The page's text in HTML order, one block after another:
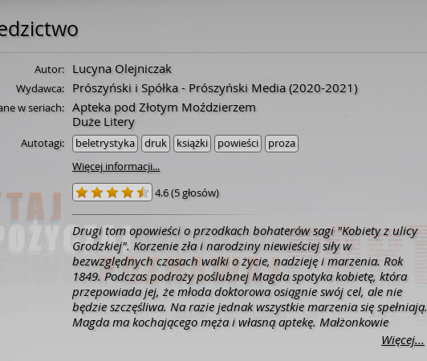
Autor: Lucyna Olejniczak
Wydawca: Prószyński i Spółka - Prószyński Media (2020-2021)
w seriach: Apteka pod Złotym Moździerzem
Duże Litery
Autotagi: beletrystyka druk książki powieści
proza
Więcej informacji...
4.6(5 głosów)
Drugi tom opowieści o przodkach bohaterów sagi "Kobiety z ulicy
Grodzkiej". Korzenie zła i narodziny niewieściej siły w
bezwzględnych czasach walki o życie, nadzieję i marzenia. Rok
1849. Podczas podroży poślubnej Magda spotyka kobietę, która
przepowiada jej, że młoda doktorowa osiągnie swój cel, ale nie
będzie szczęśliwa. Na razie jednak wszystkie marzenia się spełniają.
Magda ma kochającego męża i własną aptekę. Małżonkowie
podejmują jeszcze jedną ważną decyzję, która, jak się okaże,
odmieni na zawsze ich życie. Mijają kolejne dekady, nad głowami
Więcej...